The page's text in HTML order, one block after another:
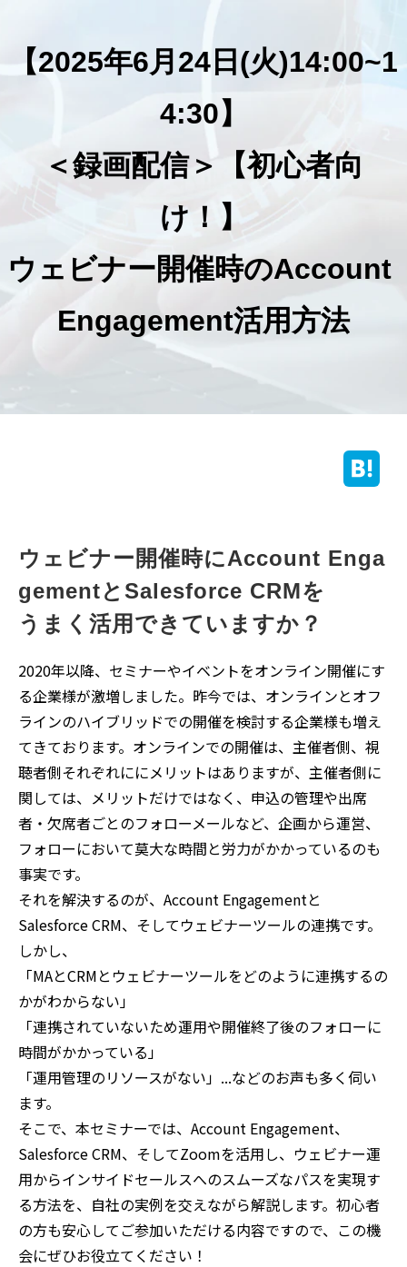
【2025年6月24日(火)14:00~1
4:30】
＜録画配信＞【初心者向
け！】
ウェビナー開催時のAccount
Engagement活用方法
ウェビナー開催時にAccount Enga
gementとSalesforce CRMを
うまく活用できていますか？
2020年以降、セミナーやイベントをオンライン開催にす
る企業様が激増しました。昨今では、オンラインとオフ
ラインのハイブリッドでの開催を検討する企業様も増え
てきております。オンラインでの開催は、主催者側、視
聴者側それぞれににメリットはありますが、主催者側に
関しては、メリットだけではなく、申込の管理や出席
者・欠席者ごとのフォローメールなど、企画から運営、
フォローにおいて莫大な時間と労力がかかっているのも
事実です。
それを解決するのが、Account Engagementと
Salesforce CRM、そしてウェビナーツールの連携です。
しかし、
「MAとCRMとウェビナーツールをどのように連携するの
かがわからない」
「連携されていないため運用や開催終了後のフォローに
時間がかかっている」
「運用管理のリソースがない」...などのお声も多く伺い
ます。
そこで、本セミナーでは、Account Engagement、
Salesforce CRM、そしてZoomを活用し、ウェビナー運
用からインサイドセールスへのスムーズなパスを実現す
る方法を、自社の実例を交えながら解説します。初心者
の方も安心してご参加いただける内容ですので、この機
会にぜひお役立てください！